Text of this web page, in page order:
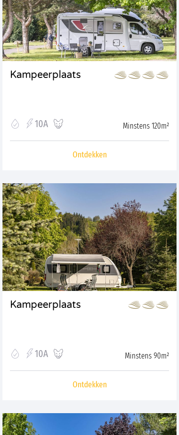
Kampeerplaats
10A Minstens 120m²
Ontdekken
Kampeerplaats
10A Minstens 90m²
Ontdekken